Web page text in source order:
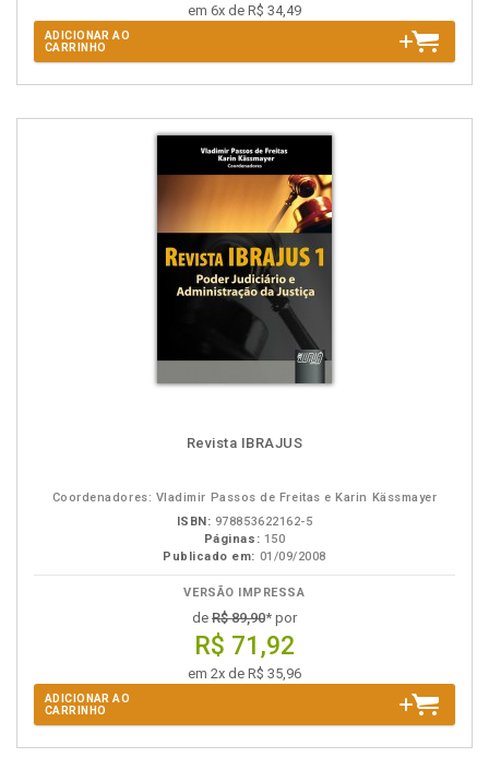
em 6x de R$ 34,49
ADICIONAR AO
CARRINHO
Revista IBRAJUS
Coordenadores: Vladimir Passos de Freitas e Karin Kässmayer
ISBN: 978853622162-5
Páginas: 150
Publicado em: 01/09/2008
VERSÃO IMPRESSA
de R$ 89,90* por
R$ 71,92
em 2x de R$ 35,96
ADICIONAR AO
CARRINHO